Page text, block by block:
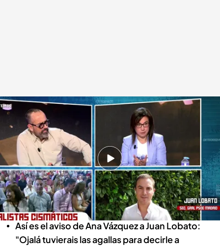
Ana Vázquez, diputada del PP y Juan Lobato, secretario PSOE Madrid
cuatro.com
Todo es mentira
03 SEP 2024 - 17:33h.
Pedro Sánchez estaría buscando "alinear"
algunos de los principales líderes socialistas
del país
Así es el aviso de Ana Vázquez a Juan Lobato:
"Ojalá tuvierais las agallas para decirle a